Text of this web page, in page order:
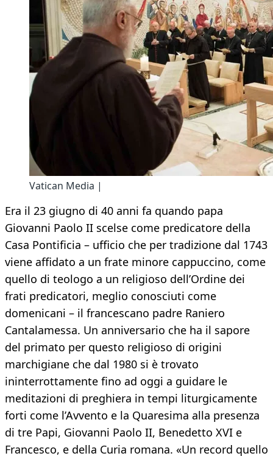
Vatican Media |
Era il 23 giugno di 40 anni fa quando papa
Giovanni Paolo II scelse come predicatore della
Casa Pontificia – ufficio che per tradizione dal 1743
viene affidato a un frate minore cappuccino, come
quello di teologo a un religioso dell’Ordine dei
frati predicatori, meglio conosciuti come
domenicani – il francescano padre Raniero
Cantalamessa. Un anniversario che ha il sapore
del primato per questo religioso di origini
marchigiane che dal 1980 si è trovato
ininterrottamente fino ad oggi a guidare le
meditazioni di preghiera in tempi liturgicamente
forti come l’Avvento e la Quaresima alla presenza
di tre Papi, Giovanni Paolo II, Benedetto XVI e
Francesco, e della Curia romana. «Un record quello